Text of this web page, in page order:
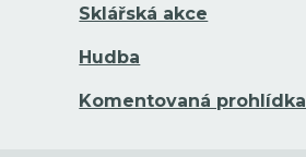
Sklářská akce
Hudba
Komentovaná prohlídka